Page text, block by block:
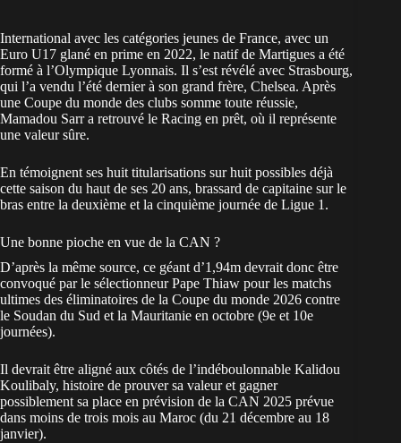
International avec les catégories jeunes de France, avec un
Euro U17 glané en prime en 2022, le natif de Martigues a été
formé à l’Olympique Lyonnais. Il s’est révélé avec Strasbourg,
qui l’a vendu l’été dernier à son grand frère, Chelsea. Après
une Coupe du monde des clubs somme toute réussie,
Mamadou Sarr a retrouvé le Racing en prêt, où il représente
une valeur sûre.
En témoignent ses huit titularisations sur huit possibles déjà
cette saison du haut de ses 20 ans, brassard de capitaine sur le
bras entre la deuxième et la cinquième journée de Ligue 1.
Une bonne pioche en vue de la CAN ?
D’après la même source, ce géant d’1,94m devrait donc être
convoqué par le sélectionneur Pape Thiaw pour les matchs
ultimes des éliminatoires de la Coupe du monde 2026 contre
le Soudan du Sud et la Mauritanie en octobre (9e et 10e
journées).
Il devrait être aligné aux côtés de l’indéboulonnable Kalidou
Koulibaly, histoire de prouver sa valeur et gagner
possiblement sa place en prévision de la CAN 2025 prévue
dans moins de trois mois au Maroc (du 21 décembre au 18
janvier).